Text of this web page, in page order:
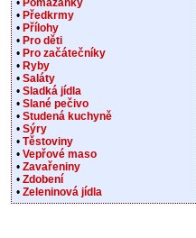
• Pomazánky
• Předkrmy
• Přílohy
• Pro děti
• Pro začátečníky
• Ryby
• Saláty
• Sladká jídla
• Slané pečivo
• Studená kuchyně
• Sýry
• Těstoviny
• Vepřové maso
• Zavařeniny
• Zdobení
• Zeleninová jídla